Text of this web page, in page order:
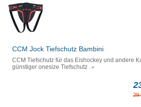
CCM Jock Tiefschutz Bambini
CCM Tiefschutz für das Eishockey und andere
günstiger onesize Tiefschutz .